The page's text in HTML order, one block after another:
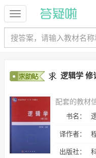
逻辑学 修
配套的教材
书名：
译作者：
出版社：